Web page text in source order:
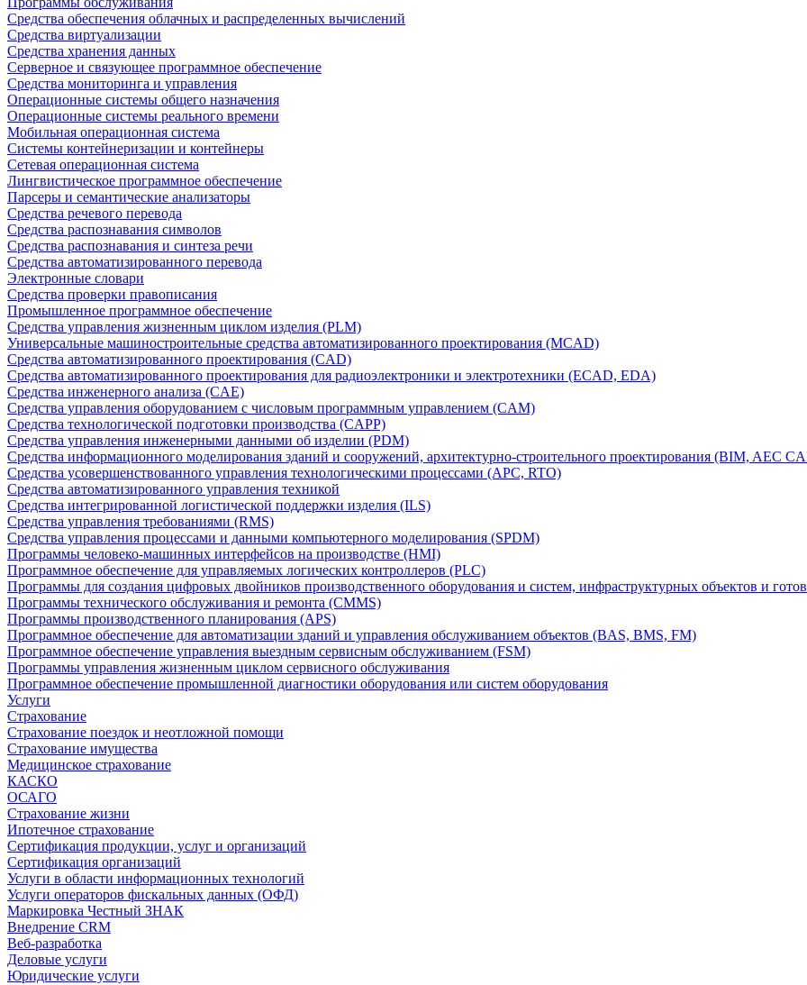
Средства обеспечения облачных и распределенных вычислений
Средства виртуализации
Средства хранения данных
Серверное и связующее программное обеспечение
Средства мониторинга и управления
Операционные системы общего назначения
Операционные системы реального времени
Мобильная операционная система
Системы контейнеризации и контейнеры
Сетевая операционная система
Лингвистическое программное обеспечение
Парсеры и семантические анализаторы
Средства речевого перевода
Средства распознавания символов
Средства распознавания и синтеза речи
Средства автоматизированного перевода
Электронные словари
Средства проверки правописания
Промышленное программное обеспечение
Средства управления жизненным циклом изделия (PLM)
Универсальные машиностроительные средства автоматизированного проектирования (MCAD)
Средства автоматизированного проектирования (CAD)
Средства автоматизированного проектирования для радиоэлектроники и электротехники (ECAD, EDA)
Средства инженерного анализа (CAE)
Средства управления оборудованием с числовым программным управлением (CAM)
Средства технологической подготовки производства (CAPP)
Средства управления инженерными данными об изделии (PDM)
Средства информационного моделирования зданий и сооружений, архитектурно-строительного проектирования (BIM, AEC
Средства усовершенствованного управления технологическими процессами (APC, RTO)
Средства автоматизированного управления техникой
Средства интегрированной логистической поддержки изделия (ILS)
Средства управления требованиями (RMS)
Средства управления процессами и данными компьютерного моделирования (SPDM)
Программы человеко-машинных интерфейсов на производстве (HMI)
Программное обеспечение для управляемых логических контроллеров (PLC)
Программы для создания цифровых двойников производственного оборудования и систем, инфраструктурных объектов и
Программы технического обслуживания и ремонта (CMMS)
Программы производственного планирования (APS)
Программное обеспечение для автоматизации зданий и управления обслуживанием объектов (BAS, BMS, FM)
Программное обеспечение управления выездным сервисным обслуживанием (FSM)
Программы управления жизненным циклом сервисного обслуживания
Программное обеспечение промышленной диагностики оборудования или систем оборудования
Услуги
Страхование
Страхование поездок и неотложной помощи
Страхование имущества
Медицинское страхование
КАСКО
ОСАГО
Страхование жизни
Ипотечное страхование
Сертификация продукции, услуг и организаций
Сертификация организаций
Услуги в области информационных технологий
Услуги операторов фискальных данных (ОФД)
Маркировка Честный ЗНАК
Внедрение CRM
Веб-разработка
Деловые услуги
Юридические услуги